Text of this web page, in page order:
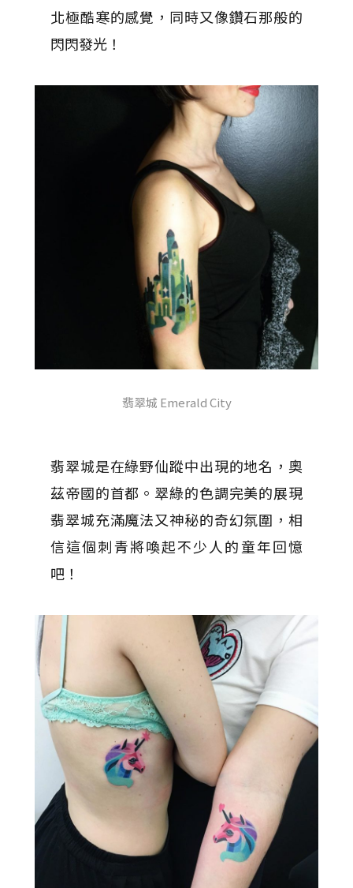
北極酷寒的感覺，同時又像鑽石那般的
閃閃發光！
翡翠城 Emerald City
翡翠城是在綠野仙蹤中出現的地名，奧
茲帝國的首都。翠綠的色調完美的展現
翡翠城充滿魔法又神秘的奇幻氛圍，相
信這個刺青將喚起不少人的童年回憶
吧！